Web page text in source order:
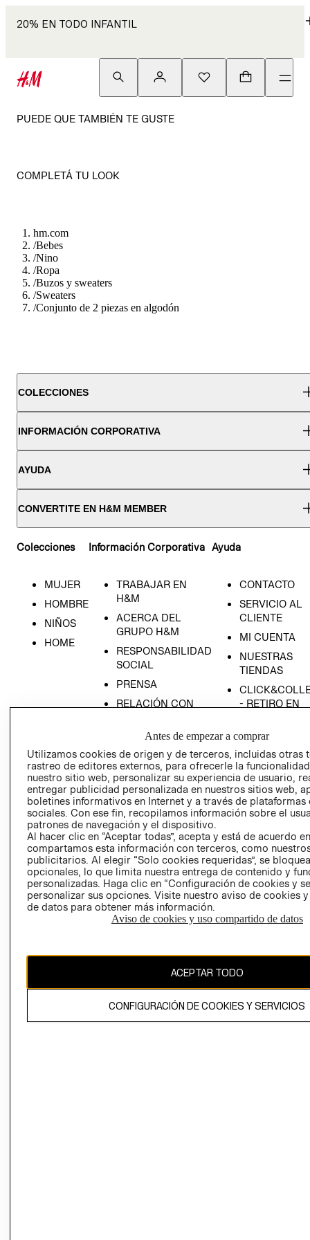
20% EN TODO INFANTIL
PUEDE QUE TAMBIÉN TE GUSTE
COMPLETÁ TU LOOK
hm.com
/Bebes
/Nino
/Ropa
/Buzos y sweaters
/Sweaters
/Conjunto de 2 piezas en algodón
COLECCIONES
INFORMACIÓN CORPORATIVA
AYUDA
CONVERTITE EN H&M MEMBER
Colecciones
MUJER
HOMBRE
NIÑOS
HOME
Información Corporativa
TRABAJAR EN
H&M
ACERCA DEL
GRUPO H&M
RESPONSABILIDAD
SOCIAL
PRENSA
RELACIÓN CON
POLÍTICA
EMPRESARIAL
Ayuda
CONTACTO
SERVICIO AL
CLIENTE
MI CUENTA
NUESTRAS
TIENDAS
- RETIRO EN
TÉRMINOS Y
CONDICIONES
AVISO DE
PRIVACIDAD
GIFT CARD
COOKIES
CAMBIAR REGIÓN
El contenido de esta página web está protegido por copyright y es
Antes de empezar a comprar
Utilizamos cookies de origen y de terceros, incluidas otras
rastreo de editores externos, para ofrecerle la
nuestro sitio web, personalizar su experiencia de usuario,
entregar publicidad personalizada en nuestros sitios web,
boletines informativos en Internet y a través de plataformas
sociales. Con ese fin, recopilamos información sobre el
patrones de navegación y el dispositivo.
Al hacer clic en “Aceptar todas”, acepta y está de acuerdo
compartamos esta información con terceros, como
publicitarios. Al elegir “Solo cookies requeridas”, se
opcionales, lo que limita nuestra entrega de contenido y
personalizadas. Haga clic en “Configuración de cookies y
personalizar sus opciones. Visite nuestro aviso de cookies
de datos para obtener más información.
Aviso de cookies y uso compartido de datos
ACEPTAR TODO
CONFIGURACIÓN DE COOKIES Y SERVICIOS